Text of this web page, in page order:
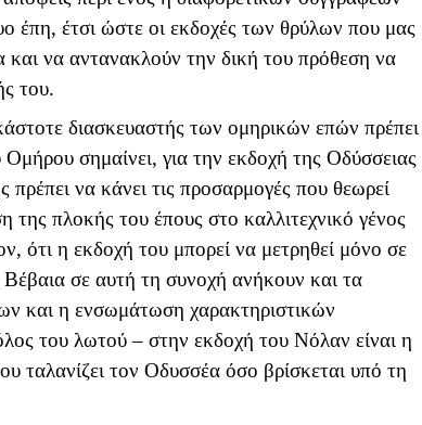
έπη, έτσι ώστε οι εκδοχές των θρύλων που μας
και να αντανακλούν την δική του πρόθεση να
του.
διασκευαστής των ομηρικών επών πρέπει
σημαίνει, για την εκδοχή της Οδύσσειας
να κάνει τις προσαρμογές που θεωρεί
της πλοκής του έπους στο καλλιτεχνικό γένος
ότι η εκδοχή του μπορεί να μετρηθεί μόνο σε
σε αυτή τη συνοχή ανήκουν και τα
και η ενσωμάτωση χαρακτηριστικών
του λωτού – στην εκδοχή του Νόλαν είναι η
ταλανίζει τον Οδυσσέα όσο βρίσκεται υπό τη